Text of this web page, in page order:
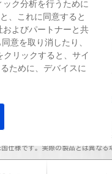
な
し.
同
じ
ペ
ー
ジ
の
（税込）～
はこちら 詳細スペ
情報
手数料0%キャンペーン実
仕様です。実際の製品とは異なる
ク分析を行うために
、これに同意すると
よびパートナーと共
意を取り消したり、
クリックすると、サイ
ために、デバイスに